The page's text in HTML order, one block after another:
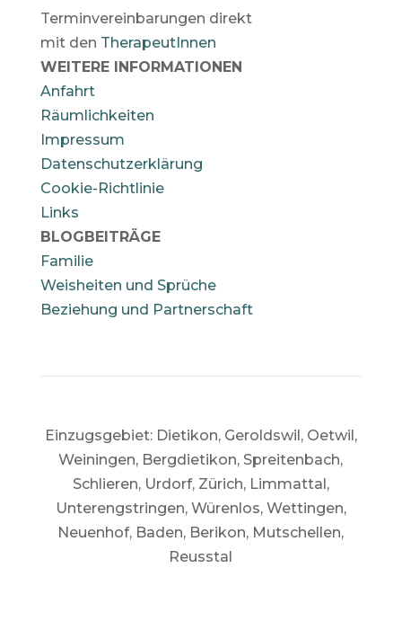
Terminvereinbarungen direkt
mit den TherapeutInnen
WEITERE INFORMATIONEN
Anfahrt
Räumlichkeiten
Impressum
Datenschutzerklärung
Cookie-Richtlinie
Links
BLOGBEITRÄGE
Familie
Weisheiten und Sprüche
Beziehung und Partnerschaft
Einzugsgebiet: Dietikon, Geroldswil, Oetwil,
Weiningen, Bergdietikon, Spreitenbach,
Schlieren, Urdorf, Zürich, Limmattal,
Unterengstringen, Würenlos, Wettingen,
Neuenhof, Baden, Berikon, Mutschellen,
Reusstal